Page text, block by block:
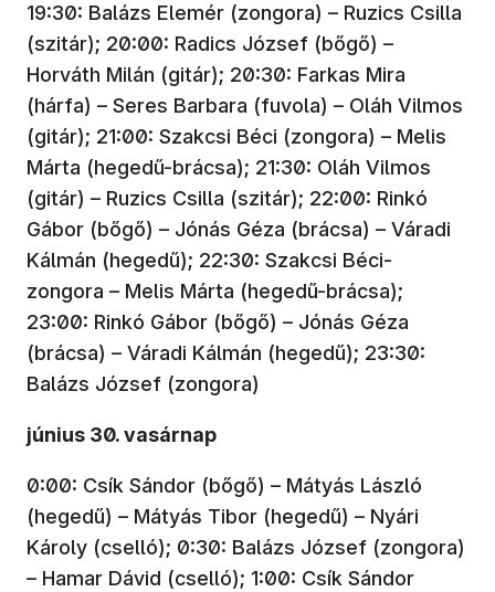
19:30: Balázs Elemér (zongora) – Ruzics Csilla
(szitár); 20:00: Radics József (bőgő) –
Horváth Milán (gitár); 20:30: Farkas Mira
(hárfa) – Seres Barbara (fuvola) – Oláh Vilmos
(gitár); 21:00: Szakcsi Béci (zongora) – Melis
Márta (hegedű-brácsa); 21:30: Oláh Vilmos
(gitár) – Ruzics Csilla (szitár); 22:00: Rinkó
Gábor (bőgő) – Jónás Géza (brácsa) – Váradi
Kálmán (hegedű); 22:30: Szakcsi Béci-
zongora – Melis Márta (hegedű-brácsa);
23:00: Rinkó Gábor (bőgő) – Jónás Géza
(brácsa) – Váradi Kálmán (hegedű); 23:30:
Balázs József (zongora)
június 30. vasárnap
0:00: Csík Sándor (bőgő) – Mátyás László
(hegedű) – Mátyás Tibor (hegedű) – Nyári
Károly (cselló); 0:30: Balázs József (zongora)
– Hamar Dávid (cselló); 1:00: Csík Sándor